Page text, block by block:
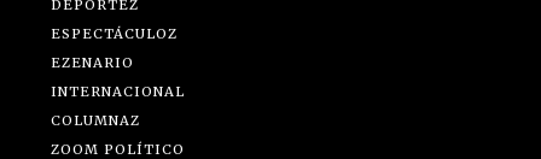
DEPORTEZ
ESPECTÁCULOZ
EZENARIO
INTERNACIONAL
COLUMNAZ
ZOOM POLÍTICO